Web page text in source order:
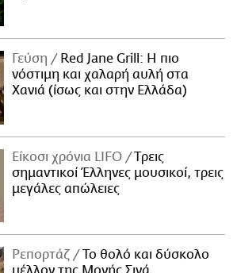
Γεύση
Red Jane Grill: Η πιο
νόστιμη και χαλαρή αυλή στα
Χανιά (ίσως και στην Ελλάδα)
Είκοσι χρόνια LIFO
Tρεις
σημαντικοί Έλληνες μουσικοί, τρεις
μεγάλες απώλειες
Ρεπορτάζ
Το θολό και δύσκολο